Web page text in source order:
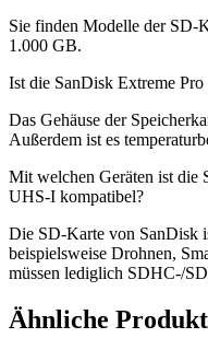
Sie finden Modelle der SD-
1.000 GB.
Ist die SanDisk Extreme
Das Gehäuse der
Außerdem ist es
Mit welchen Geräten ist
UHS-I kompatibel?
Die SD-Karte von SanDisk
beispielsweise Drohnen,
müssen lediglich SDHC-/
Ähnliche